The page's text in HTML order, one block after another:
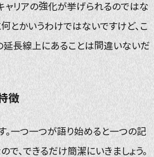
ャリアの強化が挙げられるのではな
とかいうわけではないですけど、こ
延長線上にあることは間違いないだ
徴
。一つ一つが語り始めると一つの記
で、できるだけ簡潔にいきましょう。